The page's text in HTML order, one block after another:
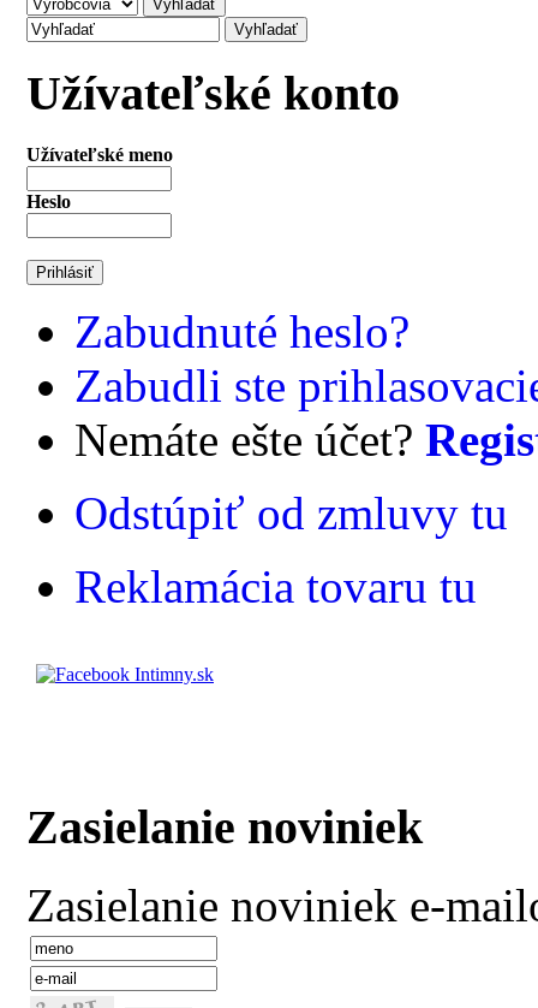
Užívateľské konto
Užívateľské meno
Heslo
Zabudnuté heslo?
Zabudli ste
Nemáte ešte účet?
Odstúpiť od zmluvy tu
Reklamácia tovaru tu
Zasielanie noviniek
Zasielanie noviniek e-